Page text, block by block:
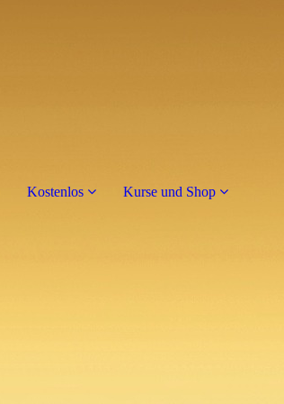
Kostenlos Kurse und Shop